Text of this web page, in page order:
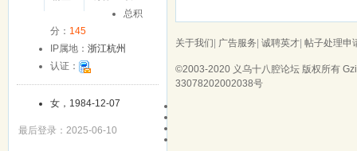
总积
分： 145
IP属地： 浙江杭州
认证：
女，1984-12-07
最后登录：2025-06-10
关于我们 广告服务 诚聘英才 帖子处理申
©2003-2020 义乌十八腔论坛 版权所有
33078202002038号